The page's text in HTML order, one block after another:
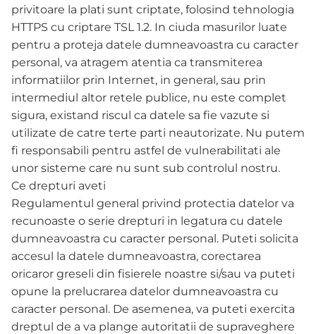
privitoare la plati sunt criptate, folosind tehnologia
HTTPS cu criptare TSL 1.2. In ciuda masurilor luate
pentru a proteja datele dumneavoastra cu caracter
personal, va atragem atentia ca transmiterea
informatiilor prin Internet, in general, sau prin
intermediul altor retele publice, nu este complet
sigura, existand riscul ca datele sa fie vazute si
utilizate de catre terte parti neautorizate. Nu putem
fi responsabili pentru astfel de vulnerabilitati ale
unor sisteme care nu sunt sub controlul nostru.
Ce drepturi aveti
Regulamentul general privind protectia datelor va
recunoaste o serie drepturi in legatura cu datele
dumneavoastra cu caracter personal. Puteti solicita
accesul la datele dumneavoastra, corectarea
oricaror greseli din fisierele noastre si/sau va puteti
opune la prelucrarea datelor dumneavoastra cu
caracter personal. De asemenea, va puteti exercita
dreptul de a va plange autoritatii de supraveghere